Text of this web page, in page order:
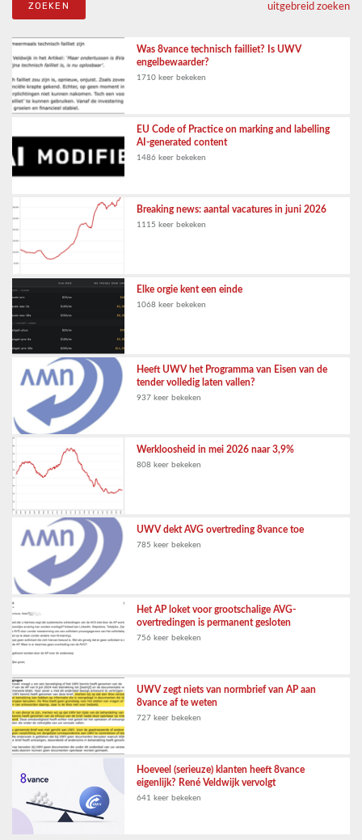
uitgebreid zoeken
Was 8vance technisch failliet? Is UWV
engelbewaarder?
1710 keer bekeken
EU Code of Practice on marking and labelling
AI-generated content
1486 keer bekeken
Breaking news: aantal vacatures in juni 2026
1115 keer bekeken
Elke orgie kent een einde
1068 keer bekeken
Heeft UWV het Programma van Eisen van de
tender volledig laten vallen?
937 keer bekeken
Werkloosheid in mei 2026 naar 3,9%
808 keer bekeken
UWV dekt AVG overtreding 8vance toe
785 keer bekeken
Het AP loket voor grootschalige AVG-
overtredingen is permanent gesloten
756 keer bekeken
UWV zegt niets van normbrief van AP aan
8vance af te weten
727 keer bekeken
Hoeveel (serieuze) klanten heeft 8vance
eigenlijk? René Veldwijk vervolgt
641 keer bekeken